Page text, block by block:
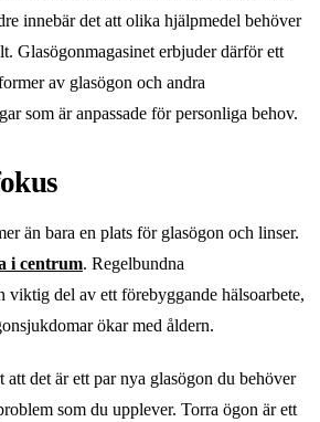
innebär det att olika hjälpmedel behöver
Glasögonmagasinet erbjuder därför ett
av glasögon och andra
som är anpassade för personliga behov.
än bara en plats för glasögon och linser.
i centrum. Regelbundna
viktig del av ett förebyggande hälsoarbete,
ökar med åldern.
det är ett par nya glasögon du behöver
som du upplever. Torra ögon är ett